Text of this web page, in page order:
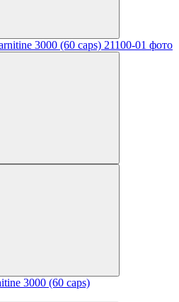
3000 (60 caps)